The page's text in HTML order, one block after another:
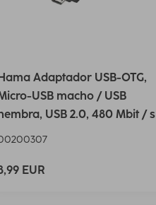
Adaptador USB-OTG,
USB macho / USB
USB 2.0, 480 Mbit / s
EUR